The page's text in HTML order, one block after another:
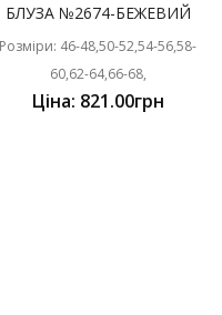
БЛУЗА №2674-БЕЖЕВИЙ
Розміри: 46-48,50-52,54-56,58-
60,62-64,66-68,
Ціна: 821.00грн